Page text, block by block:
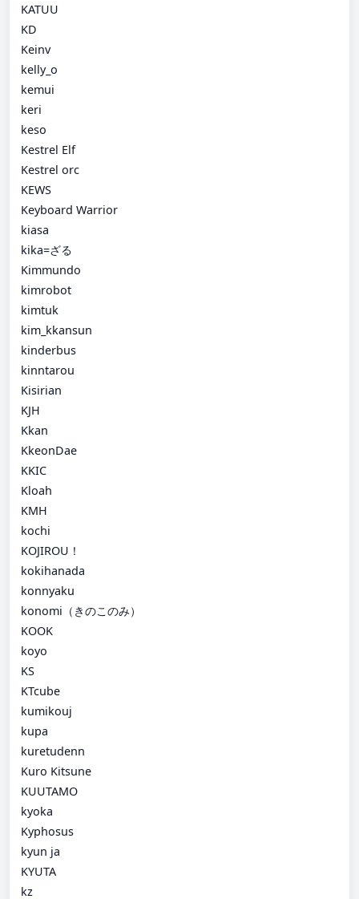
KATUU
KD
Keinv
kelly_o
kemui
keri
keso
Kestrel Elf
Kestrel orc
KEWS
Keyboard Warrior
kiasa
kika=ざる
Kimmundo
kimrobot
kimtuk
kim_kkansun
kinderbus
kinntarou
Kisirian
KJH
Kkan
KkeonDae
KKIC
Kloah
KMH
kochi
KOJIROU！
kokihanada
konnyaku
konomi（きのこのみ）
KOOK
koyo
KS
KTcube
kumikouj
kupa
kuretudenn
Kuro Kitsune
KUUTAMO
kyoka
Kyphosus
kyun ja
KYUTA
kz